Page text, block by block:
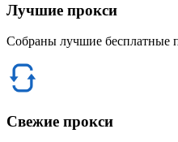
Лучшие прокси
Собраны лучшие бесплатные
Свежие прокси